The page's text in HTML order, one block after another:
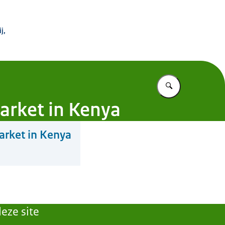
Vul in wat u
in Kenya
in Kenya
site